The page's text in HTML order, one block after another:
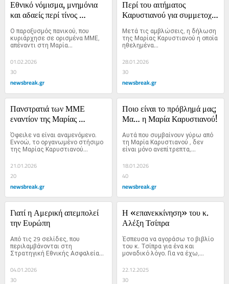
Εθνικό νόμισμα, μνημόνια
και αδαείς περί τίνος
Ο παροξυσμός πανικού, που
κυριάρχησε σε ορισμένα ΜΜΕ,
απέναντι στη Μαρία...
01.02.2026
30
newsbreak.gr
Περί του αιτήματος
Καρυστιανού για συμμετοχή
Μετά τις αμβλώσεις, η δήλωση
της Μαρίας Καρυστιανού η οποία
ηθελημένα...
28.01.2026
30
newsbreak.gr
Πανστρατιά των ΜΜΕ
εναντίον της Μαρίας
Όφειλε να είναι αναμενόμενο.
Εννοώ, το οργανωμένο στήσιμο
της Μαρίας Καρυστιανού...
21.01.2026
20
newsbreak.gr
Ποιο είναι το πρόβλημά μας;
Μα… η Μαρία Καρυστιανού!
Αυτά που συμβαίνουν γύρω από
τη Μαρία Καρυστιανού , δεν
είναι μόνο ανεπίτρεπτα,...
18.01.2026
40
newsbreak.gr
Γιατί η Αμερική απεμπολεί
την Ευρώπη
Από τις 29 σελίδες, που
περιλαμβάνονται στη
Στρατηγική Εθνικής Ασφαλείας
του...
04.01.2026
30
Η «επανεκκίνηση» του κ.
Αλέξη Τσίπρα
Έσπευσα να αγοράσω το βιβλίο
του κ. Τσίπρα για ένα και
μοναδικό λόγο. Για να έχω,...
22.12.2025
30